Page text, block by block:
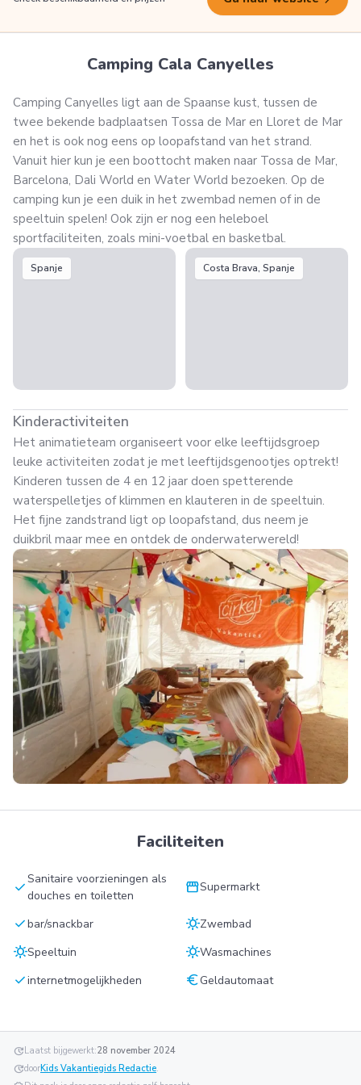
Camping Cala Canyelles
Camping Canyelles ligt aan de Spaanse kust, tussen de
twee bekende badplaatsen Tossa de Mar en Lloret de Mar
en het is ook nog eens op loopafstand van het strand.
Vanuit hier kun je een boottocht maken naar Tossa de Mar,
Barcelona, Dali World en Water World bezoeken. Op de
camping kun je een duik in het zwembad nemen of in de
speeltuin spelen! Ook zijn er nog een heleboel
sportfaciliteiten, zoals mini-voetbal en basketbal.
Spanje Costa Brava, Spanje
Kinderactiviteiten
Het animatieteam organiseert voor elke leeftijdsgroep
leuke activiteiten zodat je met leeftijdsgenootjes optrekt!
Kinderen tussen de 4 en 12 jaar doen spetterende
waterspelletjes of klimmen en klauteren in de speeltuin.
Het fijne zandstrand ligt op loopafstand, dus neem je
duikbril maar mee en ontdek de onderwaterwereld!
Faciliteiten
checkSanitaire voorzieningen als
douches en toiletten
storefrontSupermarkt
checkbar/snackbar sunnyZwembad
sunnySpeeltuin sunnyWasmachines
checkinternetmogelijkheden euroGeldautomaat
updateLaatst bijgewerkt:28 november 2024
updatedoorKids Vakantiegids Redactie.